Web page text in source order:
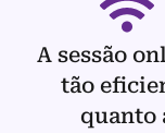
A sessão
tão
quanto